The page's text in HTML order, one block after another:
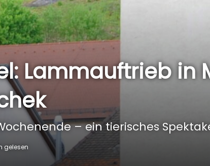
Lammauftrieb in
– ein tierisches
gelesen